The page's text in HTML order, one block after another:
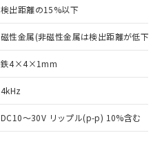
検出距離の15%以下
磁性金属(非磁性金属は検出距離が低下し
鉄4×4×1mm
4kHz
DC10～30V リップル(p-p) 10%含む